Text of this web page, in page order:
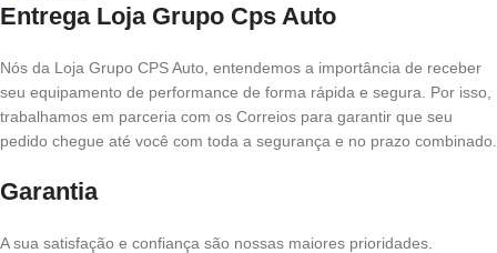
Entrega Loja Grupo Cps Auto
Nós da Loja Grupo CPS Auto, entendemos a importância de receber
seu equipamento de performance de forma rápida e segura. Por isso,
trabalhamos em parceria com os Correios para garantir que seu
pedido chegue até você com toda a segurança e no prazo combinado.
Garantia
A sua satisfação e confiança são nossas maiores prioridades.